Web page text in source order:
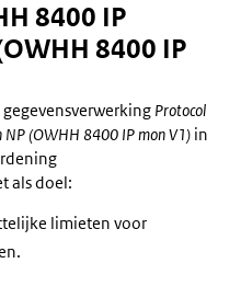
8400 IP
8400 IP
Protocol
(OWHH 8400 IP mon V1) in
als doel:
limieten voor